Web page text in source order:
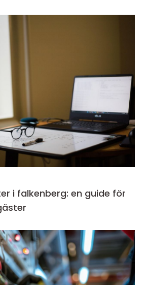
i falkenberg: en guide för